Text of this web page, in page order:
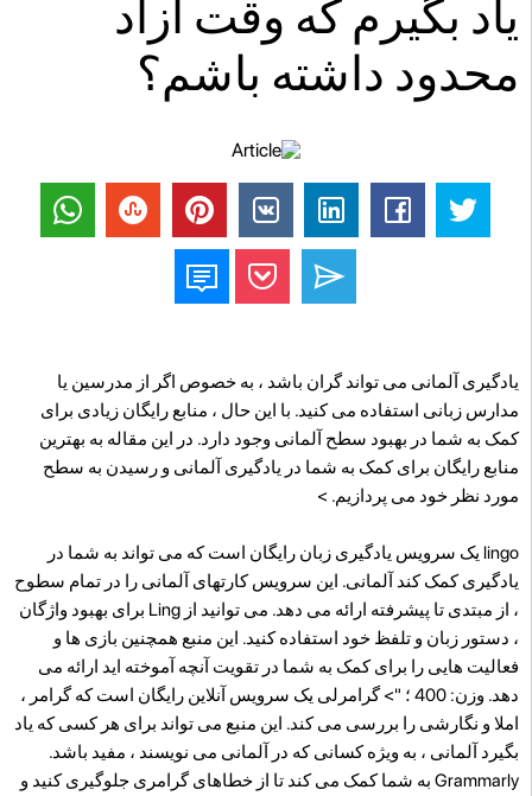
یاد بگیرم که وقت آزاد
محدود داشته باشم؟
یادگیری آلمانی می تواند گران باشد ، به خصوص اگر از مدرسین یا
مدارس زبانی استفاده می کنید. با این حال ، منابع رایگان زیادی برای
کمک به شما در بهبود سطح آلمانی وجود دارد. در این مقاله به بهترین
منابع رایگان برای کمک به شما در یادگیری آلمانی و رسیدن به سطح
مورد نظر خود می پردازیم. >
lingo یک سرویس یادگیری زبان رایگان است که می تواند به شما در
یادگیری کمک کند آلمانی. این سرویس کارتهای آلمانی را در تمام سطوح
، از مبتدی تا پیشرفته ارائه می دهد. می توانید از Ling برای بهبود واژگان
، دستور زبان و تلفظ خود استفاده کنید. این منبع همچنین بازی ها و
فعالیت هایی را برای کمک به شما در تقویت آنچه آموخته اید ارائه می
دهد. وزن: 400 ؛ "> گرامرلی یک سرویس آنلاین رایگان است که گرامر ،
املا و نگارشی را بررسی می کند. این منبع می تواند برای هر کسی که یاد
بگیرد آلمانی ، به ویژه کسانی که در آلمانی می نویسند ، مفید باشد.
Grammarly به شما کمک می کند تا از خطاهای گرامری جلوگیری کنید و